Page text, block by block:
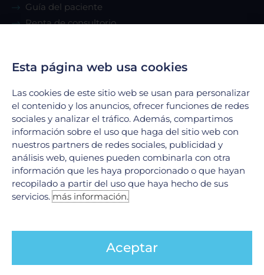
Guía del paciente
Renta de consultorio
Servicios
Urgencias
Laboratorio Clínico
Laboratorio de Biología Molecular
Hospitalización
Imagenología
Hemodinamia
Ver todos
Aviso de Privacidad
Política de cookies
Esta página web usa cookies
Las cookies de este sitio web se usan para personalizar
el contenido y los anuncios, ofrecer funciones de redes
sociales y analizar el tráfico. Además, compartimos
información sobre el uso que haga del sitio web con
nuestros partners de redes sociales, publicidad y
análisis web, quienes pueden combinarla con otra
información que les haya proporcionado o que hayan
recopilado a partir del uso que haya hecho de sus
servicios.más información.
Aceptar